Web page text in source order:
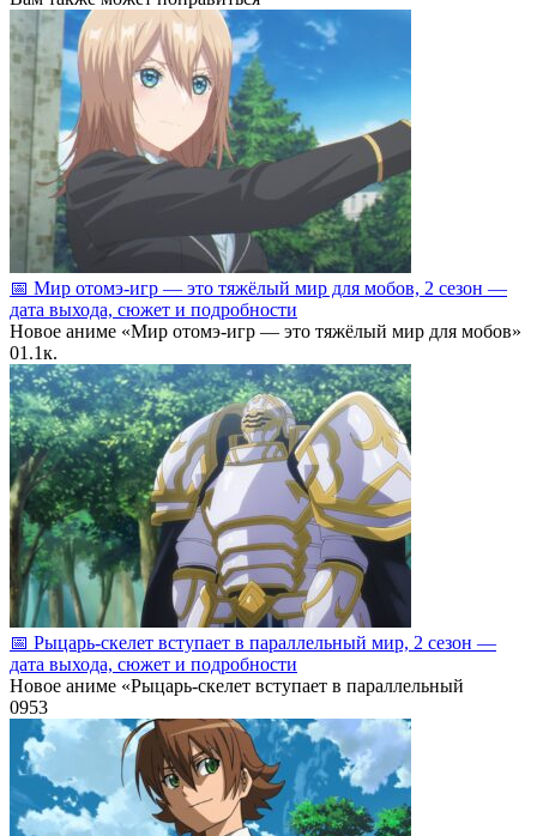
📅 Мир отомэ‑игр — это тяжёлый мир для мобов, 2 сезон —
дата выхода, сюжет и подробности
Новое аниме «Мир отомэ‑игр — это тяжёлый мир для мобов»
01.1к.
📅 Рыцарь‑скелет вступает в параллельный мир, 2 сезон —
дата выхода, сюжет и подробности
Новое аниме «Рыцарь‑скелет вступает в параллельный
0953